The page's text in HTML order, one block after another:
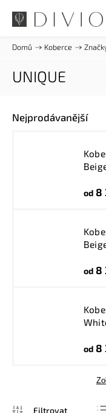
Domů / Koberce /
UNIQUE
Nejprodávanější
od 8
od 8
od 8